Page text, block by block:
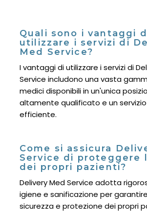
Quali sono i vantaggi
utilizzare i servizi di
Med Service?
I vantaggi di utilizzare i servizi di
Service includono una vasta
medici disponibili in un'unica
altamente qualificato e un
efficiente.
Come si assicura
Service di proteggere
dei propri pazienti?
Delivery Med Service adotta
igiene e sanificazione per
sicurezza e protezione dei propri